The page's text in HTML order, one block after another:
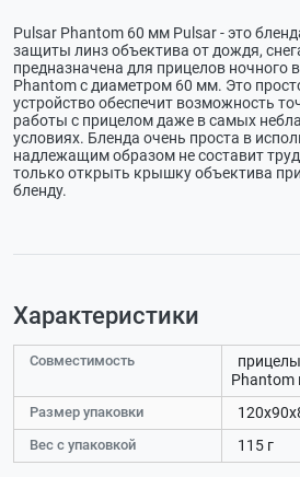
Pulsar Phantom 60 мм Pulsar - это
защиты линз объектива от дождя,
предназначена для прицелов ночного
Phantom с диаметром 60 мм. Это
устройство обеспечит возможность
работы с прицелом даже в самых
условиях. Бленда очень проста в
надлежащим образом не составит
только открыть крышку объектива
бленду.
Характеристики
Совместимость
Phantom
Размер упаковки
Вес с упаковкой 115 г